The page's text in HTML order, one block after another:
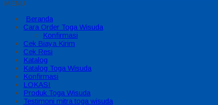
MENU
Beranda
Cara Order Toga Wisuda
Konfirmasi
Cek Biaya Kirim
Cek Resi
Katalog
Katalog Toga Wisuda
Konfirmasi
LOKASI
Produk Toga Wisuda
Testimoni mitra toga wisuda